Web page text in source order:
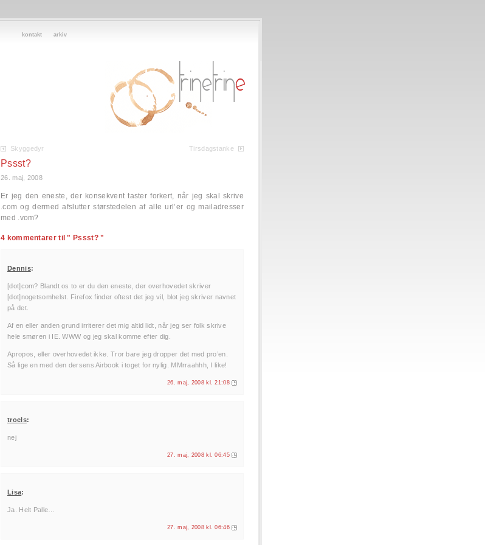
kontakt arkiv
Skyggedyr Tirsdagstanke
Pssst?
26. maj, 2008
Er jeg den eneste, der konsekvent taster forkert, når jeg skal skrive
.com og dermed afslutter størstedelen af alle url’er og mailadresser
med .vom?
4 kommentarer til " Pssst? "
Dennis:
[dot]com? Blandt os to er du den eneste, der overhovedet skriver
[dot]nogetsomhelst. Firefox finder oftest det jeg vil, blot jeg skriver navnet
på det.
Af en eller anden grund irriterer det mig altid lidt, når jeg ser folk skrive
hele smøren i IE. WWW og jeg skal komme efter dig.
Apropos, eller overhovedet ikke. Tror bare jeg dropper det med pro’en.
Så lige en med den dersens Airbook i toget for nylig. MMrraahhh, I like!
26. maj, 2008 kl. 21:08
troels:
nej
27. maj, 2008 kl. 06:45
Lisa:
Ja. Helt Palle…
27. maj, 2008 kl. 06:46